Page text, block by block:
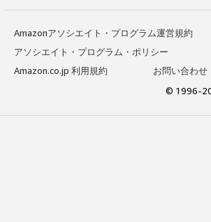
Amazonアソシエイト・プログラム運営規約
アソシエイト・プログラム・ポリシー
Amazon.co.jp 利用規約
お問い合わせ
© 1996-